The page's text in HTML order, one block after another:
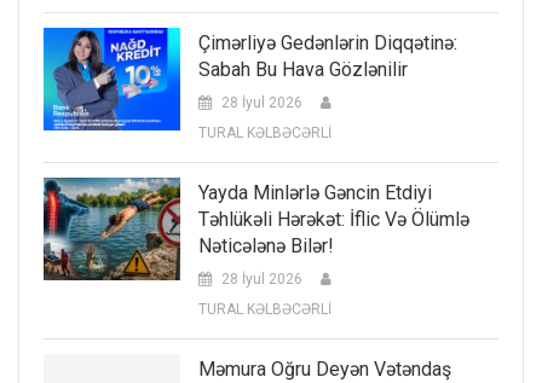
Çimərliyə Gedənlərin Diqqətinə:
Sabah Bu Hava Gözlənilir
28 İyul 2026
TURAL KƏLBƏCƏRLİ
Yayda Minlərlə Gəncin Etdiyi
Təhlükəli Hərəkət: İflic Və Ölümlə
Nəticələnə Bilər!
28 İyul 2026
TURAL KƏLBƏCƏRLİ
Məmura Oğru Deyən Vətəndaş